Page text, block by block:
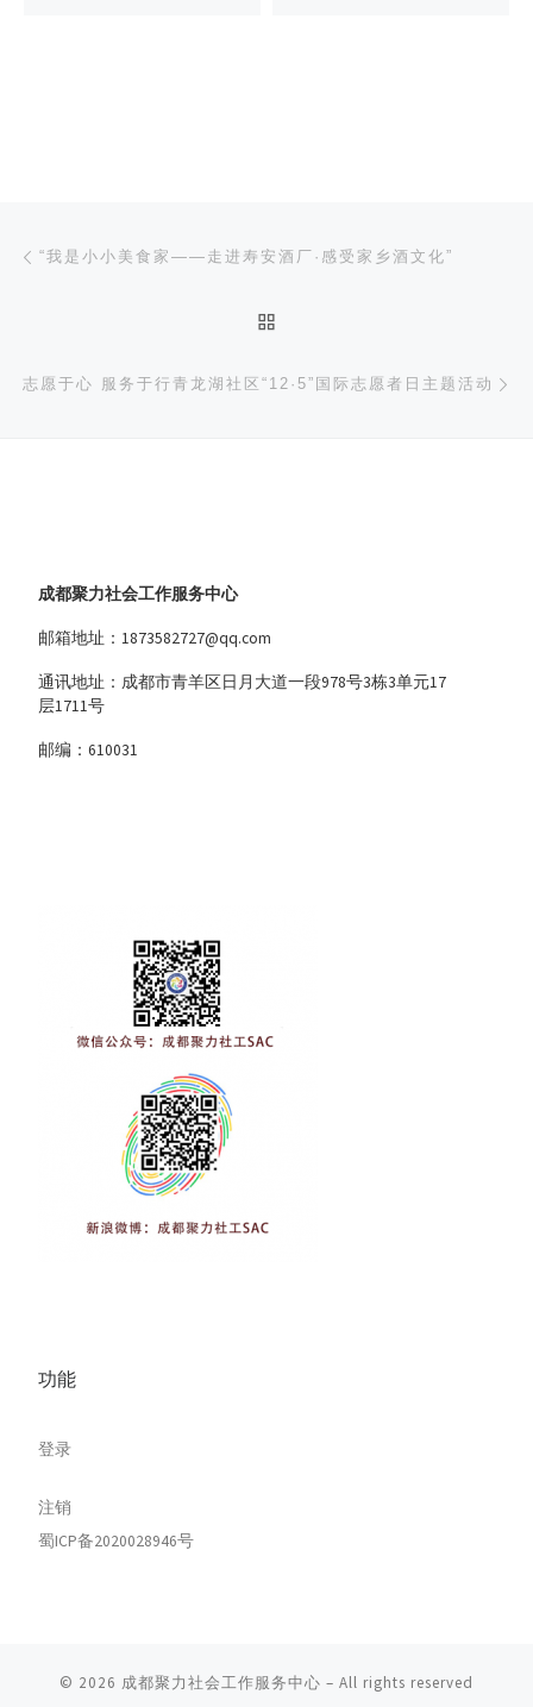
文章导航
“我是小小美食家——走进寿安酒厂·感受家乡酒文化”
志愿于心 服务于行青龙湖社区“12·5”国际志愿者日主题活动
成都聚力社会工作服务中心
邮箱地址：1873582727@qq.com
通讯地址：成都市青羊区日月大道一段978号3栋3单元17
层1711号
邮编：610031
功能
登录
注销
蜀ICP备2020028946号
© 2026 成都聚力社会工作服务中心 – All rights reserved